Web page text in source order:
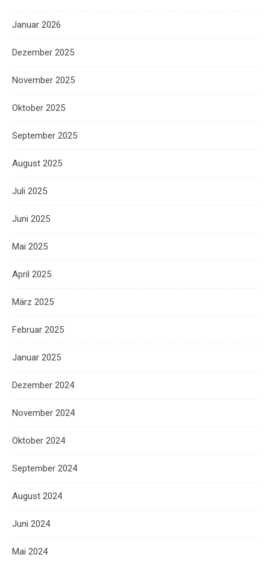
Januar 2026
Dezember 2025
November 2025
Oktober 2025
September 2025
August 2025
Juli 2025
Juni 2025
Mai 2025
April 2025
März 2025
Februar 2025
Januar 2025
Dezember 2024
November 2024
Oktober 2024
September 2024
August 2024
Juni 2024
Mai 2024